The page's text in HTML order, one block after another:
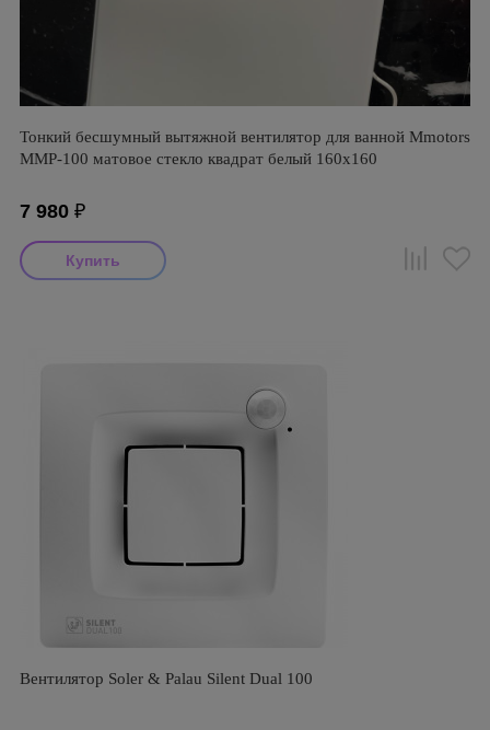
Тонкий бесшумный вытяжной вентилятор для ванной Mmotors
ММР-100 матовое стекло квадрат белый 160х160
7 980 ₽
Вентилятор Soler & Palau Silent Dual 100